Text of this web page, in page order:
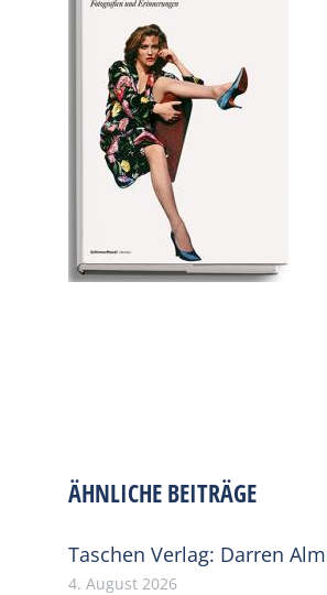
ÄHNLICHE BEITRÄGE
Taschen Verlag: Darren
4. August 2026